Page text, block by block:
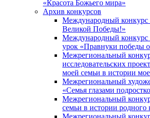
«Красота Божьего мира»
Архив конкурсов
Международный конкурс
Великой Победы!»
Международный
урок «Правнуки победы
Межрегиональный
исследовательских
моей семьи в истории
Межрегиональный
«Семья глазами
Межрегиональный
семьи в истории родного
Межрегиональный